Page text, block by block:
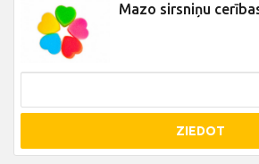
Mazo sirsniņu
ZIEDOT